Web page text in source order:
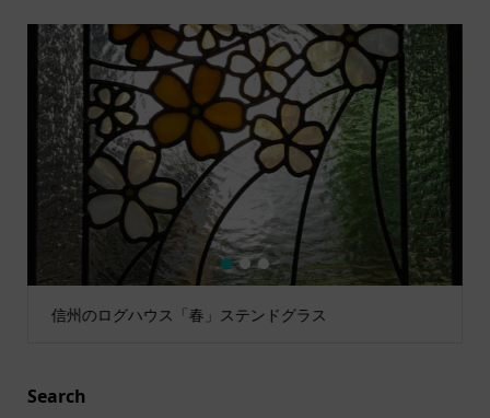
信州のログハウス「春」ステンドグラス
1 2 3
Search